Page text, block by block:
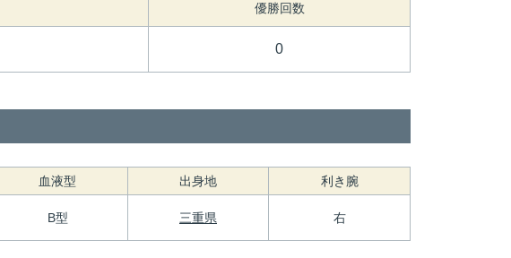
優勝回数
0
血液型 出身地 利き腕
B型 三重県 右